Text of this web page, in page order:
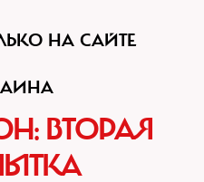
НА САЙТЕ
ВТОРАЯ